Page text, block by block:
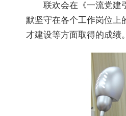
联欢会在《一流党建
默坚守在各个工作岗位上
才建设等方面取得的成绩。